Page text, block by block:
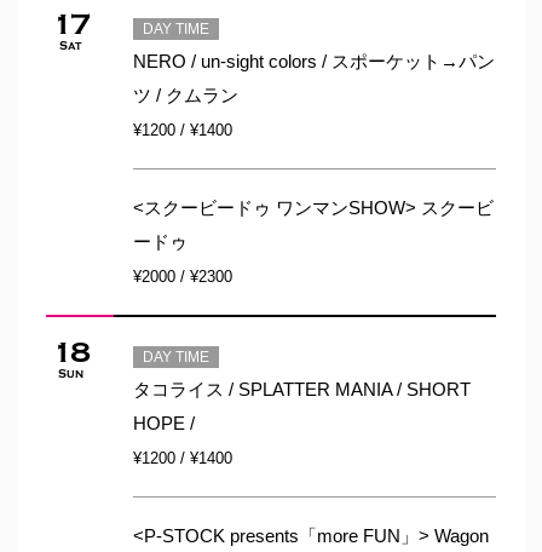
17
Sat
DAY TIME
NERO / un-sight colors / スポーケット→パン
ツ / クムラン
¥1200 / ¥1400
<スクービードゥ ワンマンSHOW> スクービ
ードゥ
¥2000 / ¥2300
18
Sun
DAY TIME
タコライス / SPLATTER MANIA / SHORT
HOPE /
¥1200 / ¥1400
<P-STOCK presents「more FUN」> Wagon